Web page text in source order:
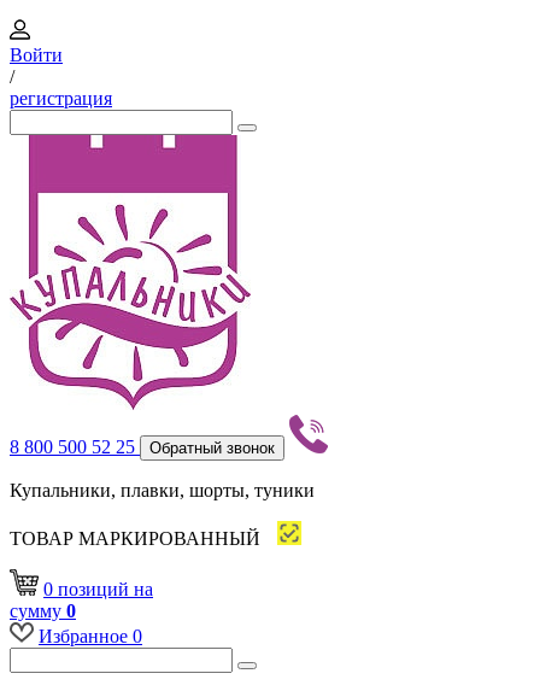
Войти
/
регистрация
8 800 500 52 25 Обратный звонок
Купальники, плавки, шорты, туники
ТОВАР МАРКИРОВАННЫЙ
0 позиций на
сумму 0
Избранное 0